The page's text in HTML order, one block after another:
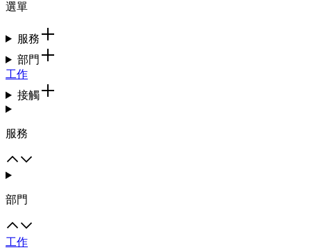
選單
服務
部門
工作
接觸
服務
部門
工作